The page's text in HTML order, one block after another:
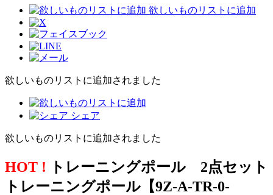
欲しいものリストに追加
欲しいものリストに追加されました
シェア
欲しいものリストに追加されました
HOT ! トレーニングポール 2点セット
トレーニングポール【9Z-A-TR-0-